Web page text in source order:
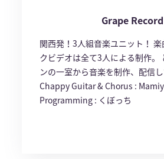
Grape Record
関西発！3人組音楽ユニット！
クビデオは全て3人による制作。
ンの一室から音楽を制作、配信
Chappy Guitar & Chorus :
Programming : くぼっち